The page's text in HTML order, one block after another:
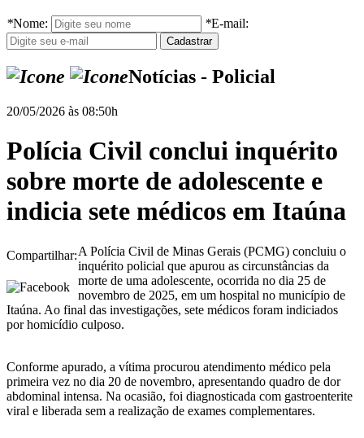
*Nome: *E-mail:
Notícias - Policial
20/05/2026 às 08:50h
Polícia Civil conclui inquérito
sobre morte de adolescente e
indicia sete médicos em Itaúna
Compartilhar:A Polícia Civil de Minas Gerais (PCMG) concluiu o
inquérito policial que apurou as circunstâncias da
morte de uma adolescente, ocorrida no dia 25 de
novembro de 2025, em um hospital no município de
Itaúna. Ao final das investigações, sete médicos foram indiciados
por homicídio culposo.
Conforme apurado, a vítima procurou atendimento médico pela
primeira vez no dia 20 de novembro, apresentando quadro de dor
abdominal intensa. Na ocasião, foi diagnosticada com gastroenterite
viral e liberada sem a realização de exames complementares.